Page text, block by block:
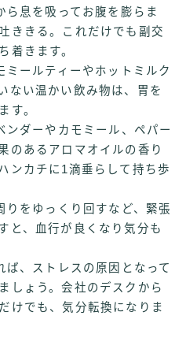
ら息を吸ってお腹を膨らま
ききる。これだけでも副交
着きます。
ミールティーやホットミルク
ない温かい飲み物は、胃を
す。
ンダーやカモミール、ペパー
のあるアロマオイルの香り
ンカチに1滴垂らして持ち歩
りをゆっくり回すなど、緊張
と、血行が良くなり気分も
ば、ストレスの原因となって
しょう。会社のデスクから
けでも、気分転換になりま